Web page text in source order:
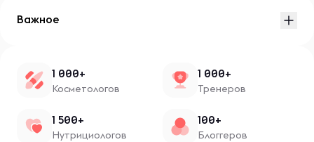
Важное
1 000+
Косметологов
1 000+
Тренеров
1 500+
Нутрициологов
100+
Блоггеров